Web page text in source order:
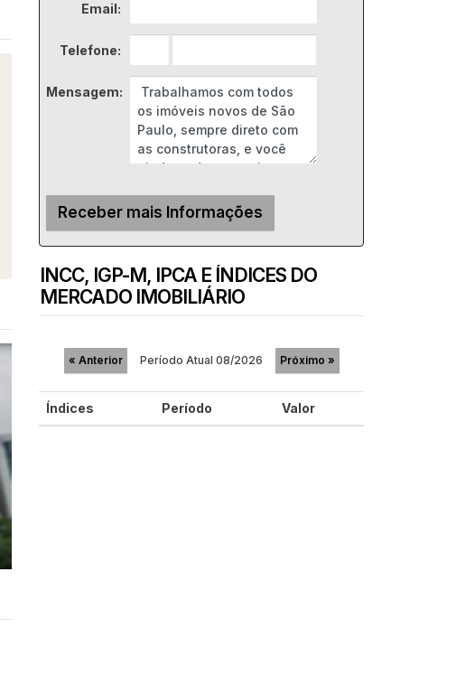
Email:
Telefone:
Mensagem:
INCC, IGP-M, IPCA E ÍNDICES DO
MERCADO IMOBILIÁRIO
« Anterior Período Atual 08/2026 Próximo »
Índices Período Valor